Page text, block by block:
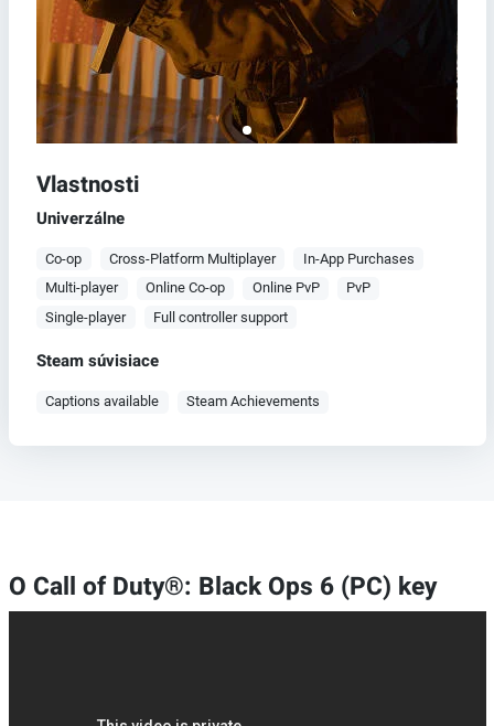
Vlastnosti
Univerzálne
Co-op Cross-Platform Multiplayer
In-App Purchases
Multi-player
Online Co-op Online PvP
PvP
Single-player
Full controller support
Steam súvisiace
Captions available Steam Achievements
O Call of Duty®: Black Ops 6 (PC) key